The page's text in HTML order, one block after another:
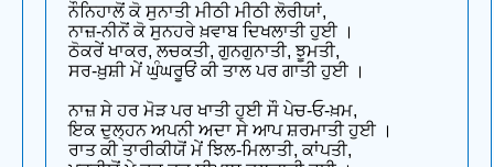
ਨੌਨਿਹਾਲੋਂ ਕੋ ਸੁਨਾਤੀ ਮੀਠੀ ਮੀਠੀ ਲੋਰੀਯਾਂ,
ਨਾਜ਼-ਨੀਨੋਂ ਕੋ ਸੁਨਹਰੇ ਖ਼ਵਾਬ ਦਿਖਲਾਤੀ ਹੁਈ ।
ਠੋਕਰੇਂ ਖਾਕਰ, ਲਚਕਤੀ, ਗੁਨਗੁਨਾਤੀ, ਝੂਮਤੀ,
ਸਰ-ਖ਼ੁਸ਼ੀ ਮੇਂ ਘੁੰਘਰੂਓਂ ਕੀ ਤਾਲ ਪਰ ਗਾਤੀ ਹੁਈ ।
ਨਾਜ਼ ਸੇ ਹਰ ਮੋੜ ਪਰ ਖਾਤੀ ਹੁਈ ਸੌ ਪੇਚ-ਓ-ਖ਼ਮ,
ਇਕ ਦੁਲ੍ਹਨ ਅਪਨੀ ਅਦਾ ਸੇ ਆਪ ਸ਼ਰਮਾਤੀ ਹੁਈ ।
ਰਾਤ ਕੀ ਤਾਰੀਕੀਯੋਂ ਮੇਂ ਝਿਲ-ਮਿਲਾਤੀ, ਕਾਂਪਤੀ,